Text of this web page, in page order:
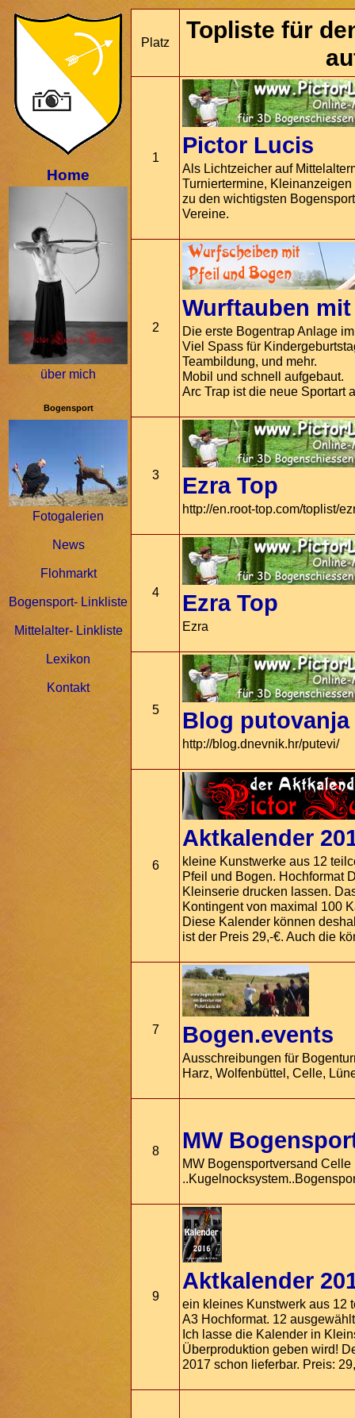
Home
über mich
Bogensport
Fotogalerien
News
Flohmarkt
Bogensport- Linkliste
Mittelalter- Linkliste
Lexikon
Kontakt
Platz
Topliste für
1 Pictor Lucis
Als Lichtzeicher auf
Turniertermine,
zu den wichtigsten
Vereine.
2
Wurftauben
Die erste Bogentrap Anlage
Viel Spass für
Teambildung, und mehr.
Mobil und schnell aufgebaut.
Arc Trap ist die neue Sportart
3 Ezra Top
http://en.root-top.com/toplist/
4 Ezra Top
Ezra
5 Blog putovanja
http://blog.dnevnik.hr/putevi/
6
Aktkalender
kleine Kunstwerke aus 12
Pfeil und Bogen. Hochformat
Kleinserie drucken lassen.
Kontingent von maximal 100
Diese Kalender können
ist der Preis 29,-€. Auch die
7 Bogen.events
Ausschreibungen für
Harz, Wolfenbüttel, Celle,
8 MW
MW Bogensportversand
9
Aktkalender
ein kleines Kunstwerk aus 12
A3 Hochformat. 12
Ich lasse die Kalender in
Überproduktion geben wird!
2017 schon lieferbar. Preis: